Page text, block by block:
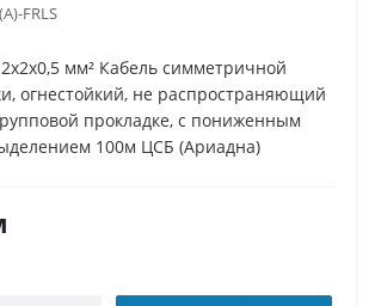
FRLS
2x2x0,5 мм² Кабель симметричной
огнестойкий, не распространяющий
прокладке, с пониженным
100м ЦСБ (Ариадна)